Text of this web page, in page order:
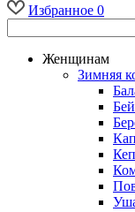
Избранное 0
Женщинам
Зимняя